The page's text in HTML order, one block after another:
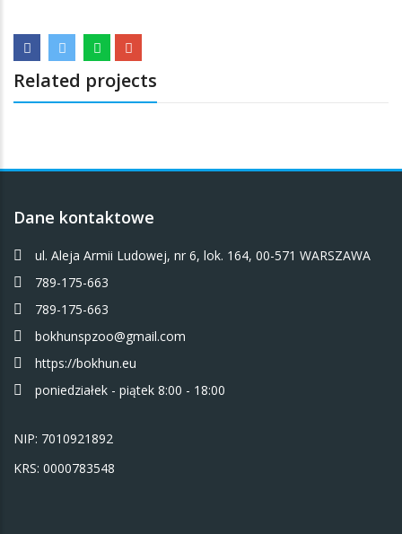
Related projects
Dane kontaktowe
ul. Aleja Armii Ludowej, nr 6, lok. 164, 00-571 WARSZAWA
789-175-663
789-175-663
bokhunspzoo@gmail.com
https://bokhun.eu
poniedziałek - piątek 8:00 - 18:00
NIP: 7010921892
KRS: 0000783548